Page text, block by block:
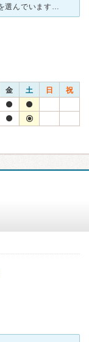
普段から子供が病院にかかりたいときにこちらを選んでいます。 先生も看護師さんも優しく、子供も安心して通えています。 待ち時間も長くなく、すごく混んでいるというときに今のところ当たっていない
金 土 日 祝